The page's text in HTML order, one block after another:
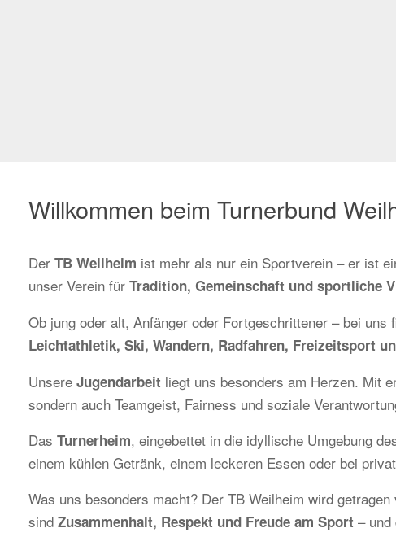
Willkommen beim Turnerbund
Der TB Weilheim ist mehr als nur ein Sportverein – er ist
unser Verein für Tradition, Gemeinschaft und sportliche
Ob jung oder alt, Anfänger oder Fortgeschrittener – bei
Leichtathletik, Ski, Wandern, Radfahren, Freizeitsport
Unsere Jugendarbeit liegt uns besonders am Herzen. Mit
sondern auch Teamgeist, Fairness und soziale
Das Turnerheim, eingebettet in die idyllische Umgebung
einem kühlen Getränk, einem leckeren Essen oder bei
Was uns besonders macht? Der TB Weilheim wird getragen
sind Zusammenhalt, Respekt und Freude am Sport – und